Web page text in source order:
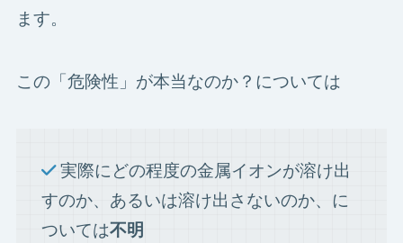
ます。
この「危険性」が本当なのか？については
実際にどの程度の金属イオンが溶け出
すのか、あるいは溶け出さないのか、に
ついては不明